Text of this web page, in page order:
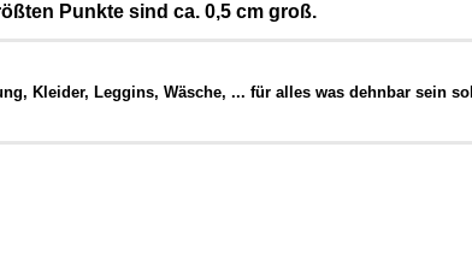
Punkte sind ca. 0,5 cm groß.
Kleider, Leggins, Wäsche, ... für alles was dehnbar sein soll